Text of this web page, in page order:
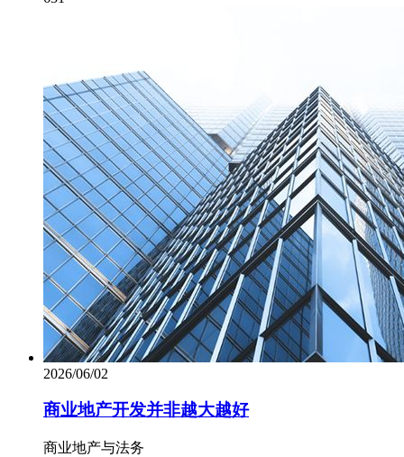
2026/06/02
商业地产开发并非越大越好
商业地产与法务